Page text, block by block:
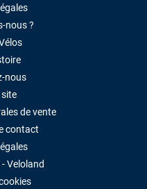
nous ?
nous
site
de vente
contact
Veloland